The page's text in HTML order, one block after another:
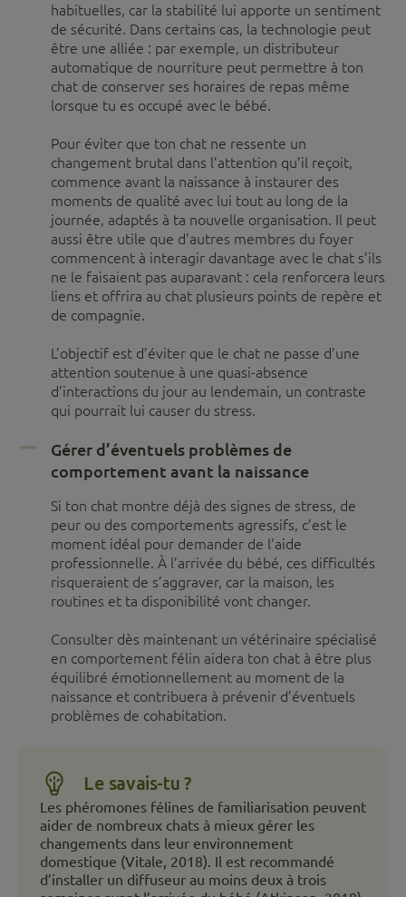
habituelles, car la stabilité lui apporte un sentiment
de sécurité. Dans certains cas, la technologie peut
être une alliée : par exemple, un distributeur
automatique de nourriture peut permettre à ton
chat de conserver ses horaires de repas même
lorsque tu es occupé avec le bébé.
Pour éviter que ton chat ne ressente un
changement brutal dans l’attention qu’il reçoit,
commence avant la naissance à instaurer des
moments de qualité avec lui tout au long de la
journée, adaptés à ta nouvelle organisation. Il peut
aussi être utile que d’autres membres du foyer
commencent à interagir davantage avec le chat s’ils
ne le faisaient pas auparavant : cela renforcera leurs
liens et offrira au chat plusieurs points de repère et
de compagnie.
L’objectif est d’éviter que le chat ne passe d’une
attention soutenue à une quasi-absence
d’interactions du jour au lendemain, un contraste
qui pourrait lui causer du stress.
Gérer d’éventuels problèmes de
comportement avant la naissance
Si ton chat montre déjà des signes de stress, de
peur ou des comportements agressifs, c’est le
moment idéal pour demander de l’aide
professionnelle. À l’arrivée du bébé, ces difficultés
risqueraient de s’aggraver, car la maison, les
routines et ta disponibilité vont changer.
Consulter dès maintenant un vétérinaire spécialisé
en comportement félin aidera ton chat à être plus
équilibré émotionnellement au moment de la
naissance et contribuera à prévenir d’éventuels
problèmes de cohabitation.
Le savais-tu ?
Les phéromones félines de familiarisation peuvent
aider de nombreux chats à mieux gérer les
changements dans leur environnement
domestique (Vitale, 2018). Il est recommandé
d’installer un diffuseur au moins deux à trois